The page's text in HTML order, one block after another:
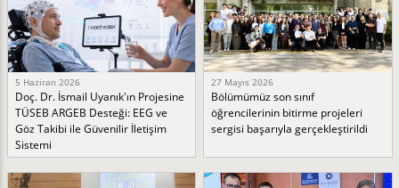
5 Haziran 2026
Doç. Dr. İsmail Uyanık'ın Projesine
TÜSEB ARGEB Desteği: EEG ve
Göz Takibi ile Güvenilir İletişim
Sistemi
27 Mayıs 2026
Bölümümüz son sınıf
öğrencilerinin bitirme projeleri
sergisi başarıyla gerçekleştirildi